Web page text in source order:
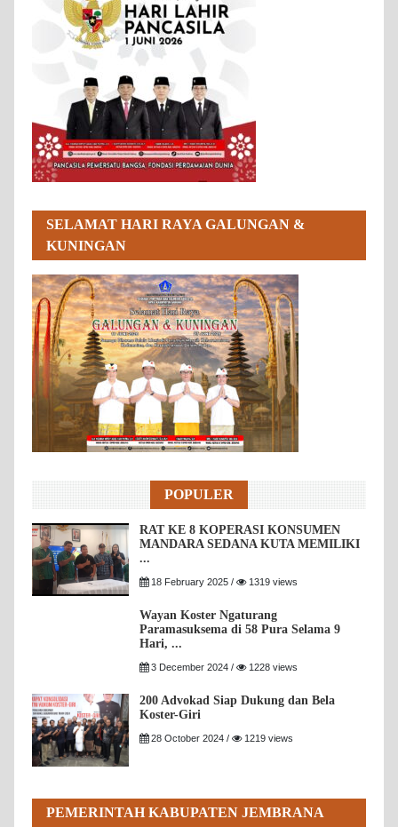
SELAMAT HARI RAYA GALUNGAN &
KUNINGAN
POPULER
RAT KE 8 KOPERASI KONSUMEN
MANDARA SEDANA KUTA MEMILIKI
...
18 February 2025 / 1319 views
Wayan Koster Ngaturang
Paramasuksema di 58 Pura Selama 9
Hari, ...
3 December 2024 / 1228 views
200 Advokad Siap Dukung dan Bela
Koster-Giri
28 October 2024 / 1219 views
PEMERINTAH KABUPATEN JEMBRANA